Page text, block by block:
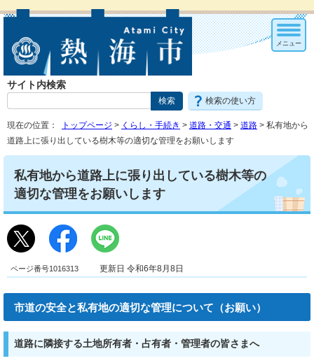
サイト内検索
検索の使い方
メニュー
現在の位置： トップページ > くらし・手続き > 道路・交通 > 道路 > 私有地から
道路上に張り出している樹木等の適切な管理をお願いします
私有地から道路上に張り出している樹木等の
適切な管理をお願いします
ページ番号1016313 更新日 令和6年8月8日
市道の安全と私有地の適切な管理について（お願い）
道路に隣接する土地所有者・占有者・管理者の皆さまへ